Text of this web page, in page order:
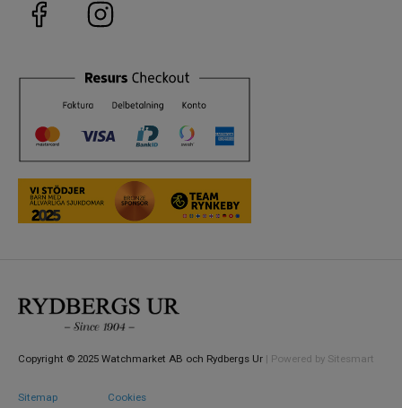
Copyright © 2025 Watchmarket AB och Rydbergs Ur | Powered by Sitesmart
Sitemap Cookies